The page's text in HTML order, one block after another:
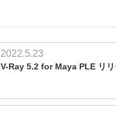
2022.5.23
V-Ray 5.2 for Maya PLE リリ